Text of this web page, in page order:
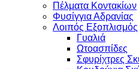
Πέλματα Κοντακίων
Φυσίγγια Αδρανίας
Λοιπός Εξοπλισμός
Γυαλιά
Ωτοασπίδες
Σφυρίχτρες